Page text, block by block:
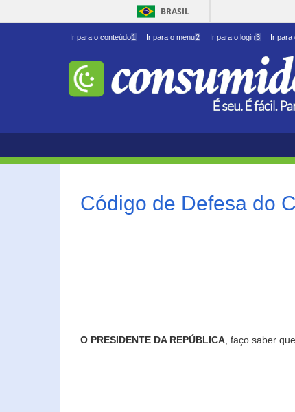
BRASIL
Ir para o conteúdo1 Ir para o menu2 Ir para o login3 Ir para
Código de Defesa do
O PRESIDENTE DA REPÚBLICA, faço saber